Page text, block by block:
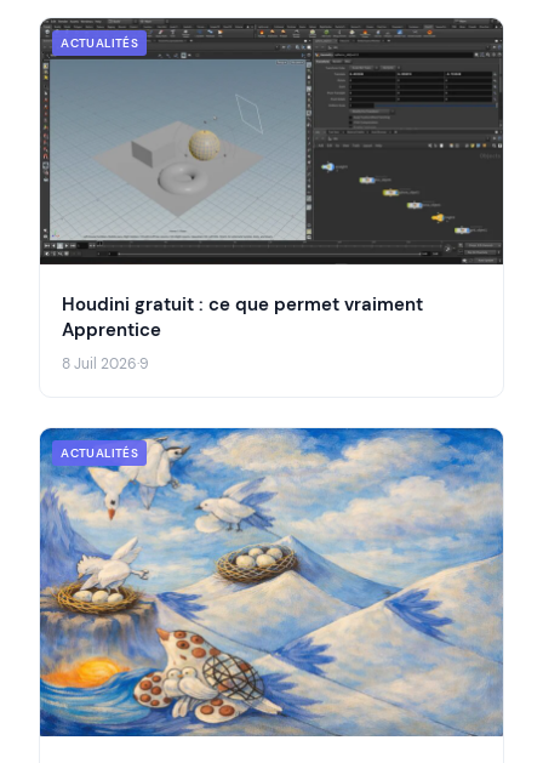
ACTUALITÉS
Houdini gratuit : ce que permet vraiment
Apprentice
8 Juil 2026·9
ACTUALITÉS